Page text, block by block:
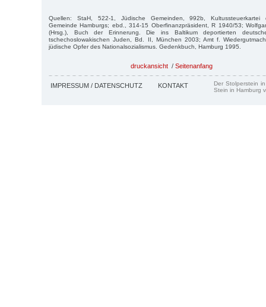
Quellen: StaH, 522-1, Jüdische Gemeinden, 992b, Kultussteuerkartei
Gemeinde Hamburgs; ebd., 314-15 Oberfinanzpräsident, R 1940/53;
(Hrsg.), Buch der Erinnerung. Die ins Baltikum deportierten
tschechoslowakischen Juden, Bd. II, München 2003; Amt f.
jüdische Opfer des Nationalsozialismus. Gedenkbuch, Hamburg 1995.
druckansicht / Seitenanfang
IMPRESSUM / DATENSCHUTZ KONTAKT
Der Stolperstein
Stein in Hamburg